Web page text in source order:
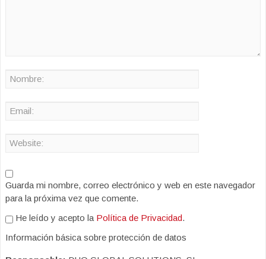
Guarda mi nombre, correo electrónico y web en este navegador
para la próxima vez que comente.
He leído y acepto la Política de Privacidad.
Información básica sobre protección de datos